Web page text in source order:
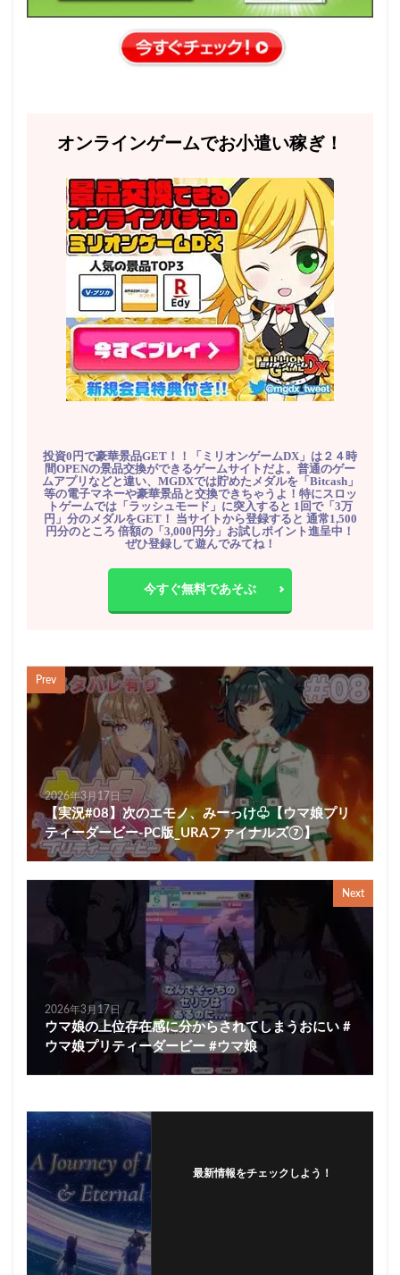
オンラインゲームでお小遣い稼ぎ！
投資0円で豪華景品GET！！「ミリオンゲームDX」は２４時
間OPENの景品交換ができるゲームサイトだよ。普通のゲー
ムアプリなどと違い、MGDXでは貯めたメダルを「Bitcash」
等の電子マネーや豪華景品と交換できちゃうよ！特にスロッ
トゲームでは「ラッシュモード」に突入すると 1回で「3万
円」分のメダルをGET！ 当サイトから登録すると 通常1,500
円分のところ 倍額の「3,000円分」お試しポイント進呈中！
ぜひ登録して遊んでみてね！
今すぐ無料であそぶ
Prev
2026年3月17日
【実況#08】次のエモノ、みーっけ♧【ウマ娘プリ
ティーダービー-PC版_URAファイナルズ⑦】
Next
2026年3月17日
ウマ娘の上位存在感に分からされてしまうおにい #
ウマ娘プリティーダービー #ウマ娘
最新情報をチェックしよう！